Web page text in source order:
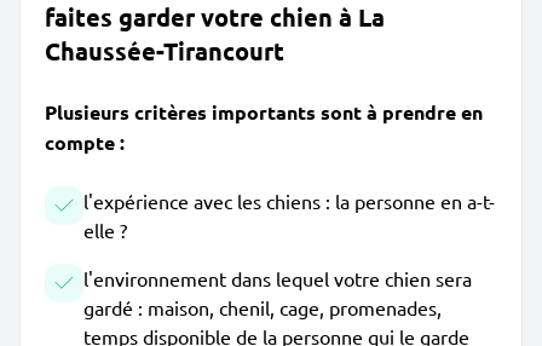
faites garder votre chien à La
Chaussée-Tirancourt
Plusieurs critères importants sont à prendre en
compte :
l'expérience avec les chiens : la personne en a-t-
elle ?
l'environnement dans lequel votre chien sera
gardé : maison, chenil, cage, promenades,
temps disponible de la personne qui le garde